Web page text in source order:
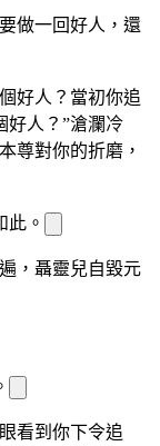
做一回好人，還
好人？當初你追
好人？”滄瀾冷
尊對你的折磨，
此。
遍，聶靈兒自毀元
看到你下令追